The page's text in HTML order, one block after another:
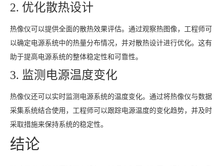
2. 优化散热设计
热像仪可以提供全面的散热效果评估。通过观察热图像，工程师可
以确定电源系统中的热量分布情况，并对散热设计进行优化。这有
助于提高电源系统的整体稳定性和可靠性。
3. 监测电源温度变化
热像仪还可以实时监测电源系统的温度变化。通过将热像仪与数据
采集系统结合使用，工程师可以跟踪电源温度的变化趋势，并及时
采取措施来保持系统的稳定性。
结论